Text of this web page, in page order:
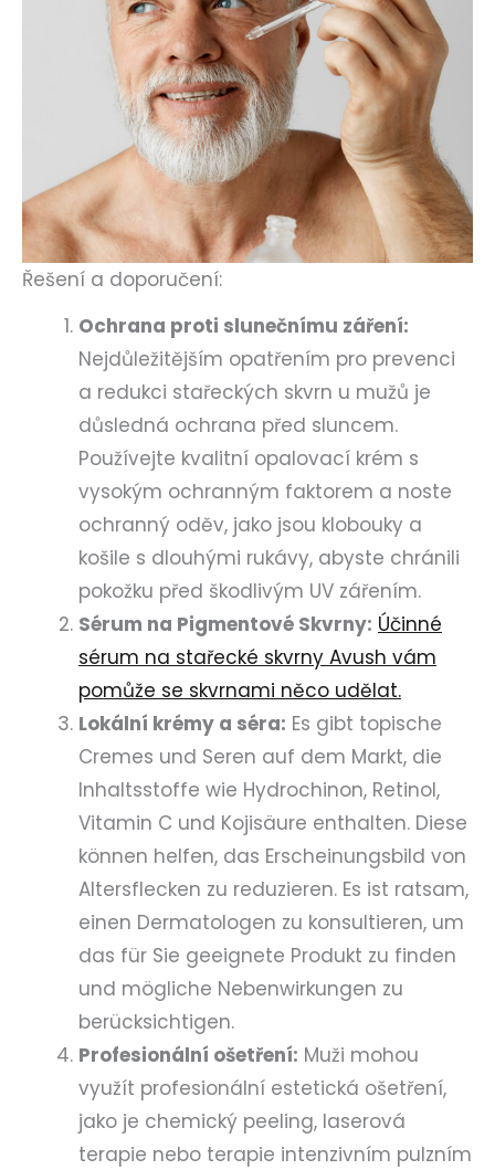
Řešení a doporučení:
Ochrana proti slunečnímu záření:
Nejdůležitějším opatřením pro prevenci
a redukci stařeckých skvrn u mužů je
důsledná ochrana před sluncem.
Používejte kvalitní opalovací krém s
vysokým ochranným faktorem a noste
ochranný oděv, jako jsou klobouky a
košile s dlouhými rukávy, abyste chránili
pokožku před škodlivým UV zářením.
Sérum na Pigmentové Skvrny: Účinné
sérum na stařecké skvrny Avush vám
pomůže se skvrnami něco udělat.
Lokální krémy a séra: Es gibt topische
Cremes und Seren auf dem Markt, die
Inhaltsstoffe wie Hydrochinon, Retinol,
Vitamin C und Kojisäure enthalten. Diese
können helfen, das Erscheinungsbild von
Altersflecken zu reduzieren. Es ist ratsam,
einen Dermatologen zu konsultieren, um
das für Sie geeignete Produkt zu finden
und mögliche Nebenwirkungen zu
berücksichtigen.
Profesionální ošetření: Muži mohou
využít profesionální estetická ošetření,
jako je chemický peeling, laserová
terapie nebo terapie intenzivním pulzním